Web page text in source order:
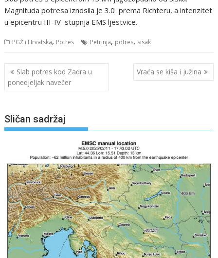
Magnituda potresa iznosila je 3.0 prema Richteru, a intenzitet
u epicentru III-IV stupnja EMS ljestvice.
PGŽ i Hrvatska, Potres Petrinja, potres, sisak
Navigacija
objava
Slab potres kod Zadra u
ponedjeljak navečer
Vraća se kiša i južina
Sličan sadržaj